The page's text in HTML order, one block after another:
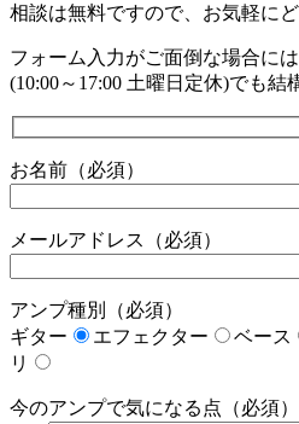
相談は無料ですので、お気軽にど
フォーム入力がご面倒な場合に
(10:00～17:00 土曜日定休)でも結
お名前（必須）
メールアドレス（必須）
アンプ種別（必須）
ギター
エフェクター ベース
リ
今のアンプで気になる点（必須）